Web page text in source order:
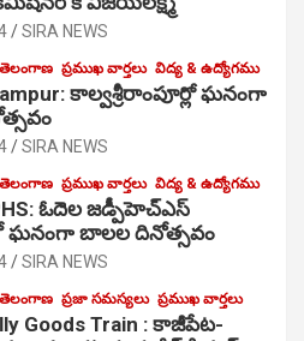
SIRA NEWS
తెలంగాణ ప్రముఖ వార్తలు విద్య & ఉద్యోగము
కాల్వశ్రీరాంపూర్లో ఘనంగా
SIRA NEWS
తెలంగాణ ప్రముఖ వార్తలు విద్య & ఉద్యోగము
ఓదెల జ‌డ్పీహెచ్ఎస్
బాలల దినోత్సవం
SIRA NEWS
తెలంగాణ ప్రజా సమస్యలు ప్రముఖ వార్తలు
Goods Train : కాజీపేట-